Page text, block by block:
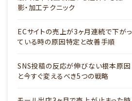
影・加工テクニック
ECサイトの売上が3ヶ月連続で下がっ
ている時の原因特定と改善手順
SNS投稿の反応が伸びない根本原因
と今すぐ変えるべき5つの戦略